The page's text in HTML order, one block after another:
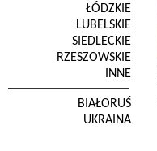
ŁÓDZKIE
LUBELSKIE
SIEDLECKIE
RZESZOWSKIE
INNE
BIAŁORUŚ
UKRAINA